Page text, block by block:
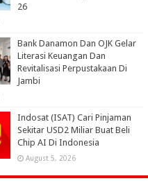
26
Bank Danamon Dan OJK Gelar
Literasi Keuangan Dan
Revitalisasi Perpustakaan Di
Jambi
Indosat (ISAT) Cari Pinjaman
Sekitar USD2 Miliar Buat Beli
Chip AI Di Indonesia
August 5, 2026